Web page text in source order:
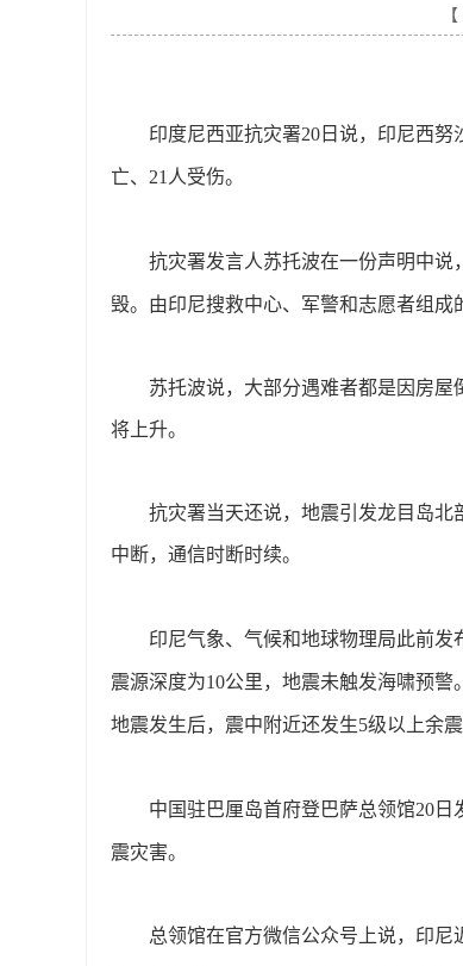
印度尼西亚抗灾署20日说，印尼西努
亡、21人受伤。
抗灾署发言人苏托波在一份声明中说
毁。由印尼搜救中心、军警和志愿者组成
苏托波说，大部分遇难者都是因房
将上升。
抗灾署当天还说，地震引发龙目岛
中断，通信时断时续。
印尼气象、气候和地球物理局此前
震源深度为10公里，地震未触发海啸预
地震发生后，震中附近还发生5级以上余震
中国驻巴厘岛首府登巴萨总领馆20日
震灾害。
总领馆在官方微信公众号上说，印